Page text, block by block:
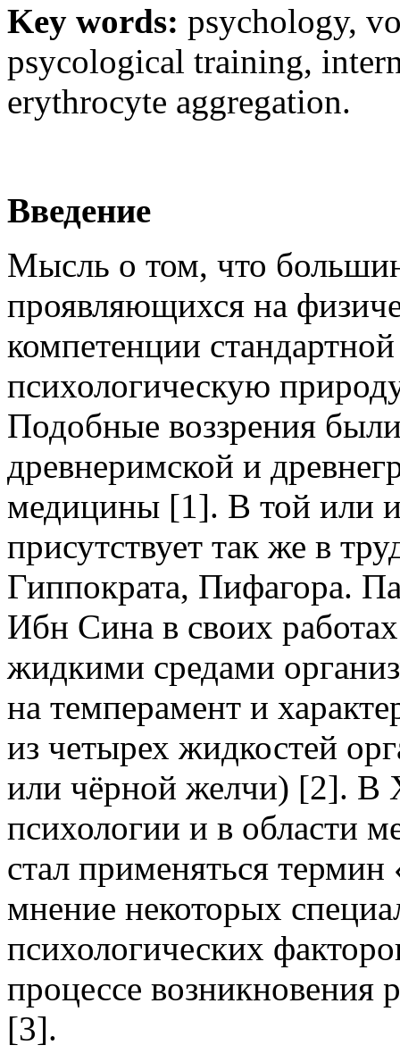
Key words: psychology,
psycological training,
erythrocyte aggregation.
Введение
Мысль о том, что
проявляющихся на
компетенции
психологическую
Подобные воззрения
древнеримской и
медицины [1]. В той или
присутствует так же в
Гиппократа, Пифагора.
Ибн Сина в своих
жидкими средами
на темперамент и
из четырех жидкостей
или чёрной желчи) [2]. В
психологии и в области
стал применяться
мнение некоторых
психологических
процессе возникновения
[3].